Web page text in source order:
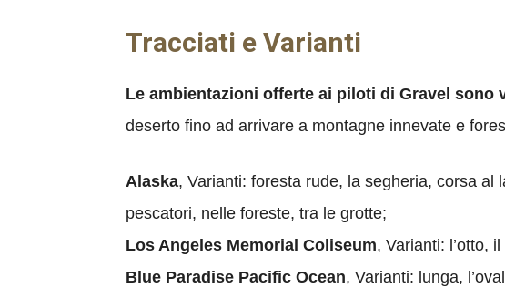
Tracciati e Varianti
Le ambientazioni offerte ai piloti di Gravel sono
deserto fino ad arrivare a montagne innevate e
Alaska, Varianti: foresta rude, la segheria, corsa al
pescatori, nelle foreste, tra le grotte;
Los Angeles Memorial Coliseum, Varianti: l’otto,
Blue Paradise Pacific Ocean, Varianti: lunga,